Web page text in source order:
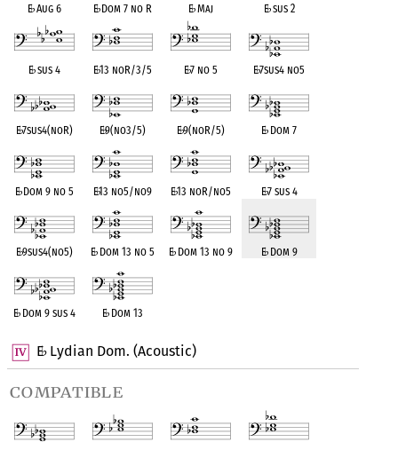
E♭Aug 6 E♭Dom 7 no R E♭Maj E♭sus 2
E♭sus 4 E♭13 noR/3/5 E♭7 no 5 E♭7sus4 no5
E♭7sus4(noR) E♭9(no3/5) E♭9(noR/5) E♭Dom 7
E♭Dom 9 no 5 E♭13 no5/no9 E♭13 noR/no5 E♭7 sus 4
E♭9sus4(no5) E♭Dom 13 no 5 E♭Dom 13 no 9 E♭Dom 9
E♭Dom 9 sus 4 E♭Dom 13
E♭Lydian Dom. (Acoustic)
compatible